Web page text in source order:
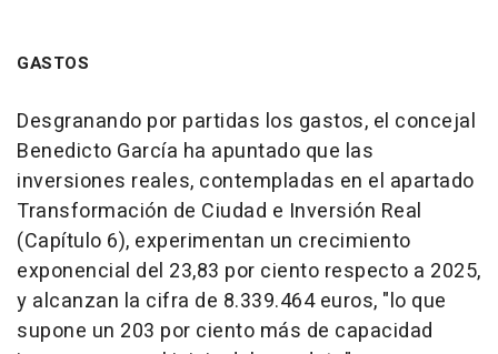
GASTOS
Desgranando por partidas los gastos, el concejal
Benedicto García ha apuntado que las
inversiones reales, contempladas en el apartado
Transformación de Ciudad e Inversión Real
(Capítulo 6), experimentan un crecimiento
exponencial del 23,83 por ciento respecto a 2025,
y alcanzan la cifra de 8.339.464 euros, "lo que
supone un 203 por ciento más de capacidad